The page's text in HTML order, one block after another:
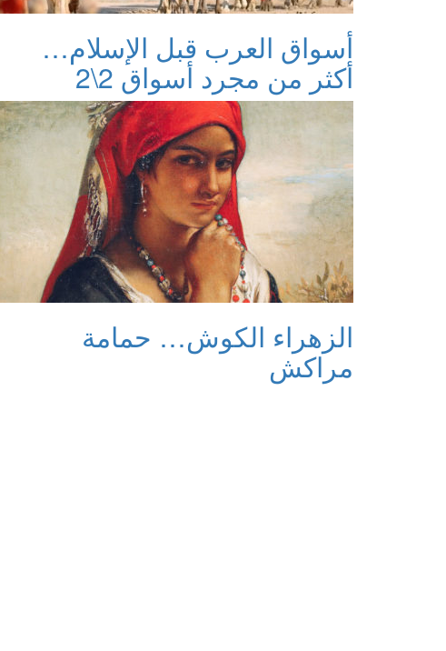
أسواق العرب قبل الإسلام…
أكثر من مجرد أسواق 2\2
الزهراء الكوش… حمامة
مراكش